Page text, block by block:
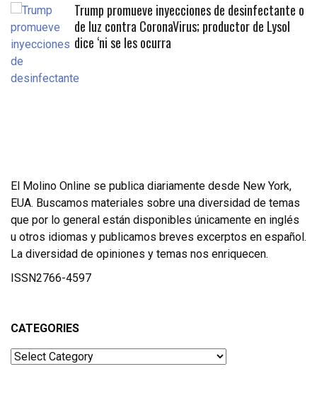
Trump promueve inyecciones de desinfectante o
de luz contra CoronaVirus; productor de Lysol
dice ‘ni se les ocurra
El Molino Online se publica diariamente desde New York,
EUA. Buscamos materiales sobre una diversidad de temas
que por lo general están disponibles únicamente en inglés
u otros idiomas y publicamos breves excerptos en español.
La diversidad de opiniones y temas nos enriquecen.
ISSN2766-4597
CATEGORIES
Categories